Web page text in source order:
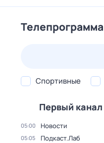
Спортивные
Первый канал
05:00 Новости
05:05 Подкаст.Лаб